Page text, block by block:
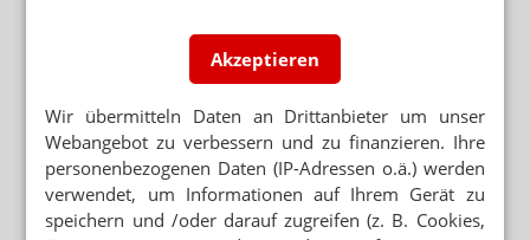
Akzeptieren
Wir übermitteln Daten an Drittanbieter um unser
Webangebot zu verbessern und zu finanzieren. Ihre
personenbezogenen Daten (IP-Adressen o.ä.) werden
verwendet, um Informationen auf Ihrem Gerät zu
speichern und /oder darauf zugreifen (z. B. Cookies,
Mehr zum Thema
APP FÜR BRUSTKREBSPATIENTINNEN
„Wie eine Ärztin in der Handtasche“
NEUE ANTIKÖRPERTHERAPIEN
BioCopy: KI jagt versteckte Tumorantigene